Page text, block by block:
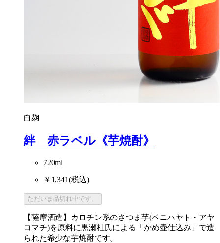
白麹
絆 赤ラベル《芋焼酎》
720ml
￥1,341(税込)
ただいま品切れ中です。
【薩摩酒造】カロチン系のさつま芋(ベニハヤト・アヤ
コマチ)を原料に黒瀬杜氏による「かめ壷仕込み」で造
られた希少な芋焼酎です。